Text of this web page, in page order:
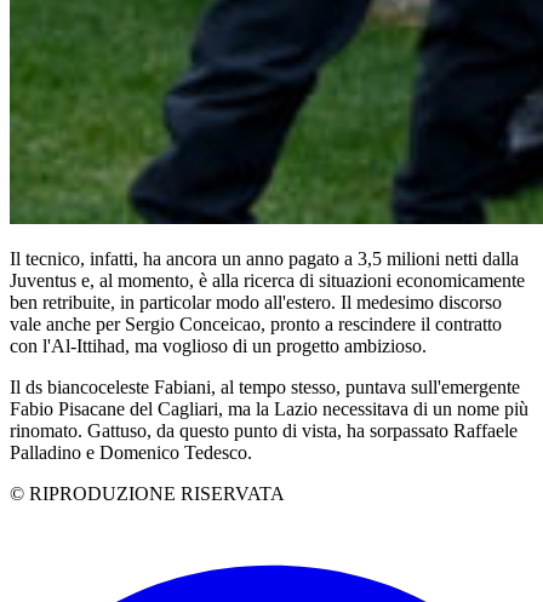
Il tecnico, infatti, ha ancora un anno pagato a 3,5 milioni netti dalla
Juventus e, al momento, è alla ricerca di situazioni economicamente
ben retribuite, in particolar modo all'estero. Il medesimo discorso
vale anche per Sergio Conceicao, pronto a rescindere il contratto
con l'Al-Ittihad, ma voglioso di un progetto ambizioso.
Il ds biancoceleste Fabiani, al tempo stesso, puntava sull'emergente
Fabio Pisacane del Cagliari, ma la Lazio necessitava di un nome più
rinomato. Gattuso, da questo punto di vista, ha sorpassato Raffaele
Palladino e Domenico Tedesco.
© RIPRODUZIONE RISERVATA